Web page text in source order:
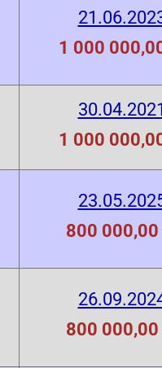
1 000
30.04.2021
1 000
800 000,00
800 000,00